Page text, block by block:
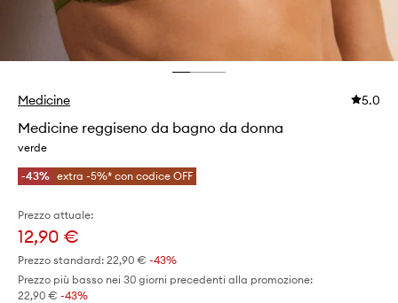
Medicine 5.0
Medicine reggiseno da bagno da donna
verde
-43% extra -5%* con codice OFF
Prezzo attuale:
12,90 €
Prezzo standard: 22,90 € -43%
Prezzo più basso nei 30 giorni precedenti alla promozione:
22,90 € -43%